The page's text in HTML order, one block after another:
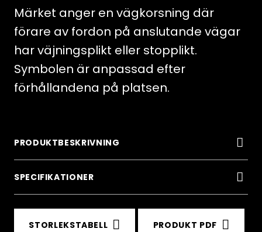
vägkorsning
mängd
Märket anger en vägkorsning där
förare av fordon på anslutande vägar
har väjningsplikt eller stopplikt.
Symbolen är anpassad efter
förhållandena på platsen.
PRODUKTBESKRIVNING
SPECIFIKATIONER
STORLEKSTABELL PRODUKT PDF